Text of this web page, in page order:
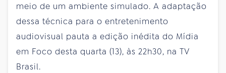
meio de um ambiente simulado. A adaptação
dessa técnica para o entretenimento
audiovisual pauta a edição inédita do Mídia
em Foco desta quarta (13), às 22h30, na TV
Brasil.